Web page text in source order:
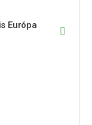
Európa